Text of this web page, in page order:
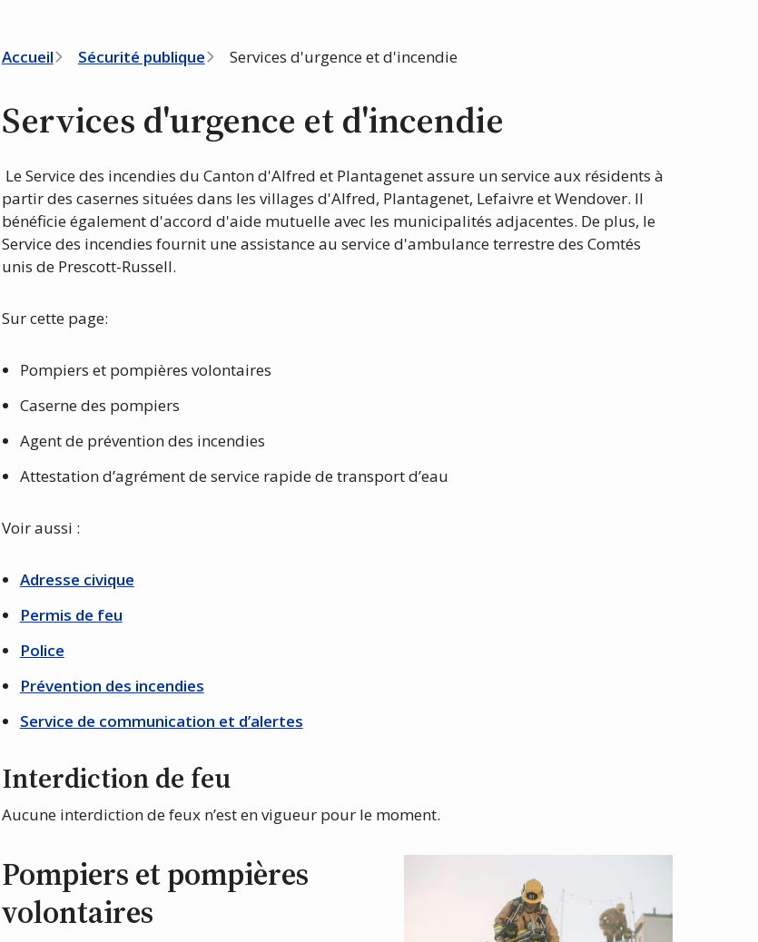
Fil
d'Ariane
Accueil Sécurité publique Services d'urgence et d'incendie
Services d'urgence et d'incendie
Le Service des incendies du Canton d'Alfred et Plantagenet assure un service aux résidents à
partir des casernes situées dans les villages d'Alfred, Plantagenet, Lefaivre et Wendover. Il
bénéficie également d'accord d'aide mutuelle avec les municipalités adjacentes. De plus, le
Service des incendies fournit une assistance au service d'ambulance terrestre des Comtés
unis de Prescott-Russell.
Sur cette page:
Pompiers et pompières volontaires
Caserne des pompiers
Agent de prévention des incendies
Attestation d’agrément de service rapide de transport d’eau
Voir aussi :
Adresse civique
Permis de feu
Police
Prévention des incendies
Service de communication et d’alertes
Interdiction de feu
Aucune interdiction de feux n’est en vigueur pour le moment.
Pompiers et pompières
volontaires